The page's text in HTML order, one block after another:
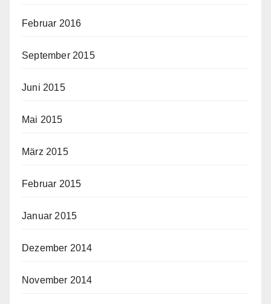
Februar 2016
September 2015
Juni 2015
Mai 2015
März 2015
Februar 2015
Januar 2015
Dezember 2014
November 2014